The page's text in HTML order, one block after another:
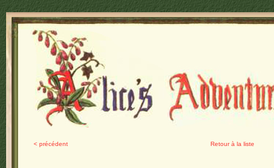
< précédent Retour à la liste